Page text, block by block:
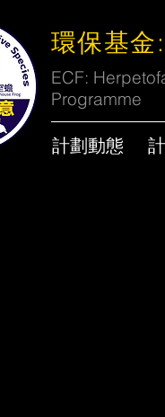
環保基金
ECF:
Programme
計劃動態